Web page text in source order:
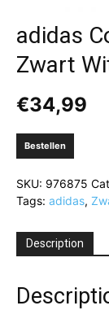
adidas
Zwart
€34,99
Bestellen
SKU: 976875
Tags: adidas,
Description